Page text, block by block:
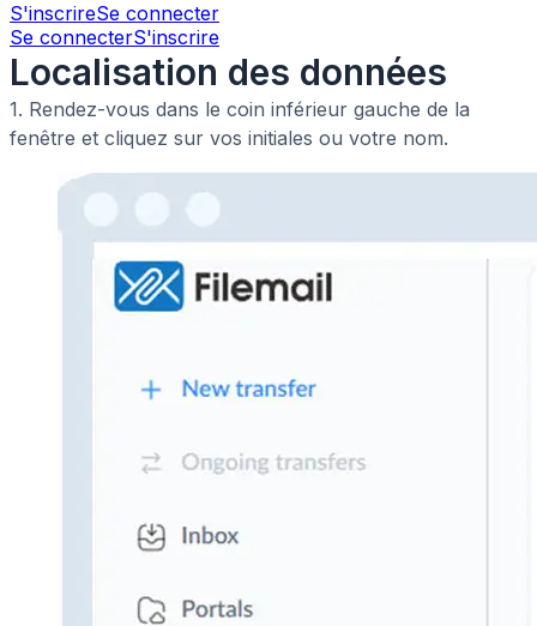
S'inscrireSe connecter
Se connecterS'inscrire
Localisation des données
1. Rendez-vous dans le coin inférieur gauche de la
fenêtre et cliquez sur vos initiales ou votre nom.